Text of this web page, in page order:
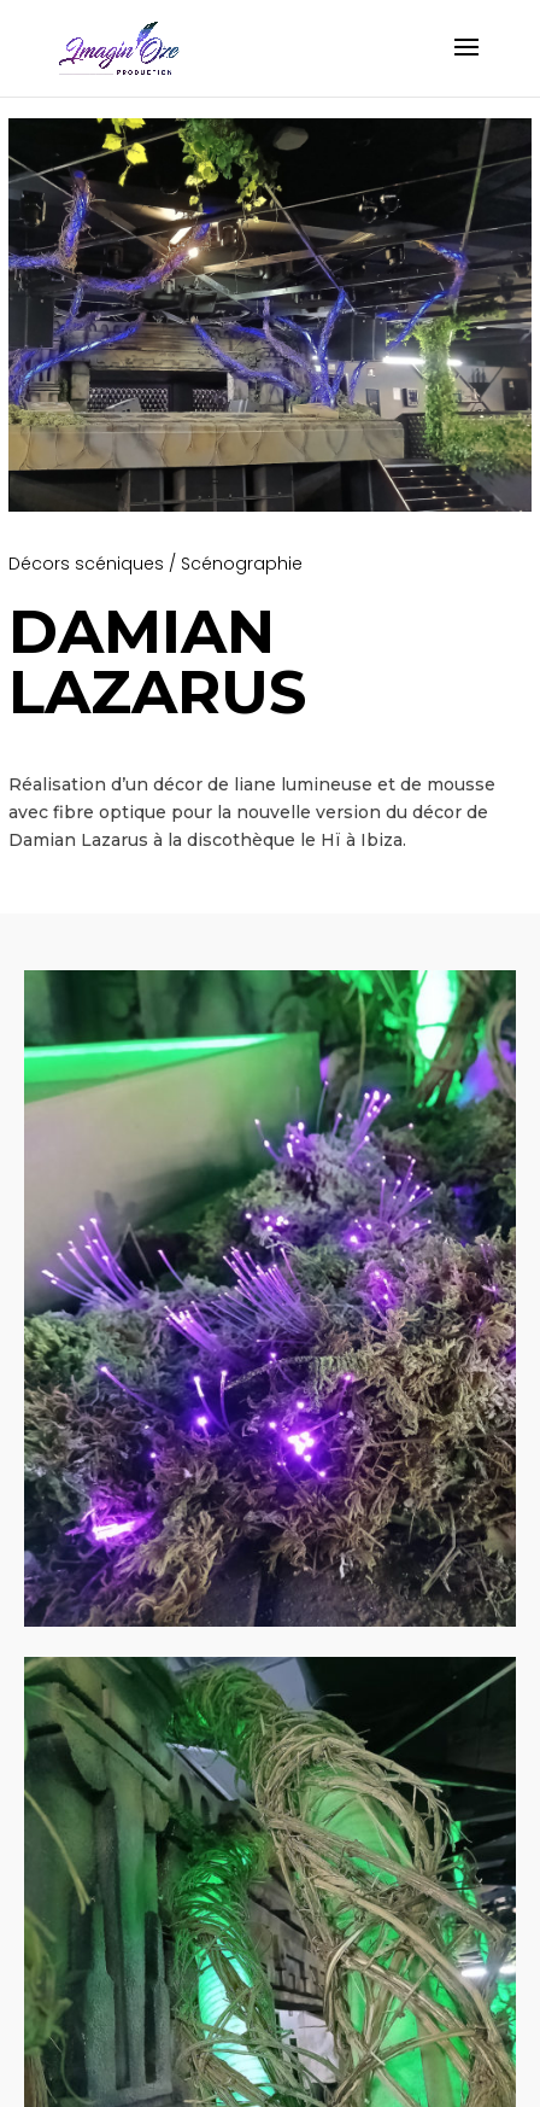
Décors scéniques / Scénographie
DAMIAN
LAZARUS
Réalisation d’un décor de liane lumineuse et de mousse
avec fibre optique pour la nouvelle version du décor de
Damian Lazarus à la discothèque le Hï à Ibiza.